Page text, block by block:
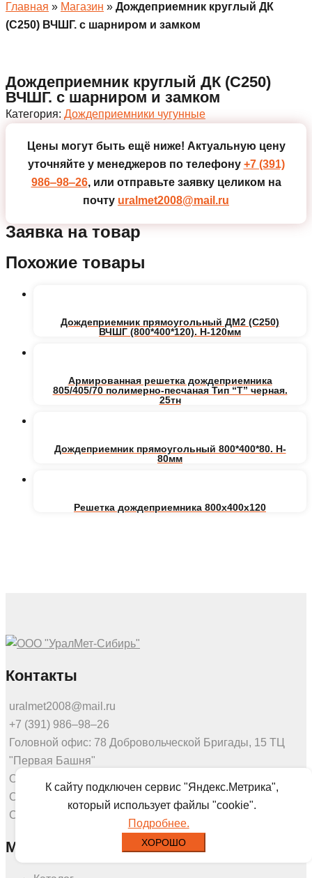
Главная » Магазин » Дождеприемник круглый ДК
(С250) ВЧШГ. с шарниром и замком
Дождеприемник круглый ДК (С250)
ВЧШГ. с шарниром и замком
Категория: Дождеприемники чугунные
Цены могут быть ещё ниже! Актуальную цену
уточняйте у менеджеров по телефону +7 (391)
986‒98‒26, или отправьте заявку целиком на
почту uralmet2008@mail.ru
Заявка на товар
Похожие товары
Дождеприемник прямоугольный ДМ2 (С250)
ВЧШГ (800*400*120). H-120мм
Армированная решетка дождеприемника
805/405/70 полимерно-песчаная Тип “Т” черная.
25тн
Дождеприемник прямоугольный 800*400*80. H-
80мм
Решетка дождеприемника 800х400х120
Контакты
uralmet2008@mail.ru
+7 (391) 986‒98‒26
Головной офис: 78 Добровольческой Бригады, 15 ТЦ
"Первая Башня"
Офис продаж: Калинина 53а, этаж 3, оф.307
Склад: Северное шоссе 7г
Склад: Калинина 175
Меню
К сайту подключен сервис "Яндекс.Метрика",
который использует файлы "cookie".
Подробнее.
ХОРОШО